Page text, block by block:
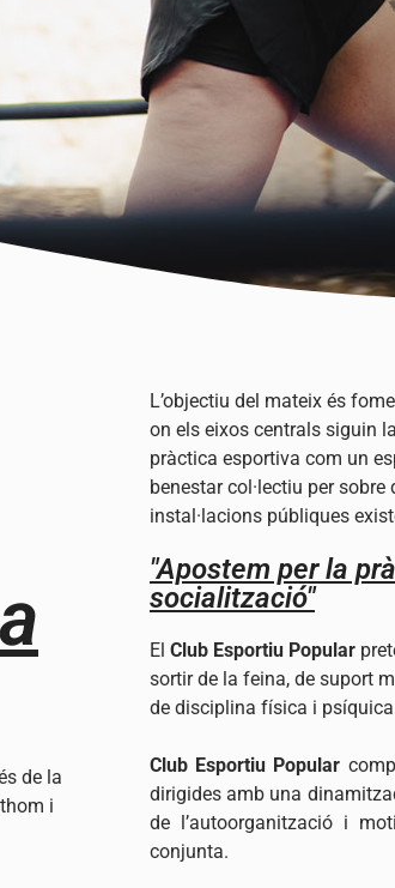
de la
i
L’objectiu del mateix és
on els eixos centrals siguin
pràctica esportiva com un
benestar col·lectiu per
instal·lacions públiques
"Apostem per la
socialització"
El Club Esportiu Popular
sortir de la feina, de suport
de disciplina física i
Club Esportiu Popular
dirigides amb una
de l’autoorganització i
conjunta.